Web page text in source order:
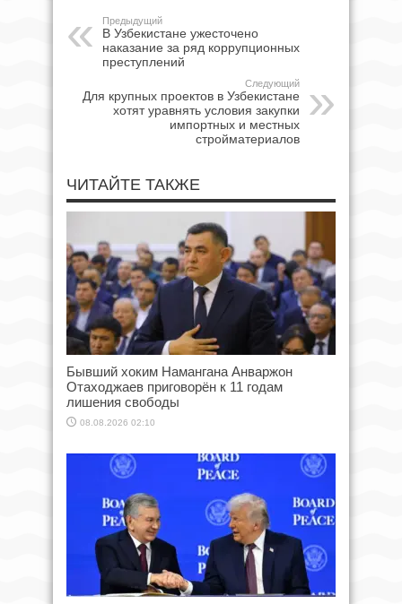
Предыдущий
В Узбекистане ужесточено
наказание за ряд коррупционных
преступлений
Следующий
Для крупных проектов в Узбекистане
хотят уравнять условия закупки
импортных и местных
стройматериалов
ЧИТАЙТЕ ТАКЖЕ
Бывший хоким Намангана Анваржон
Отаходжаев приговорён к 11 годам
лишения свободы
08.08.2026 02:10